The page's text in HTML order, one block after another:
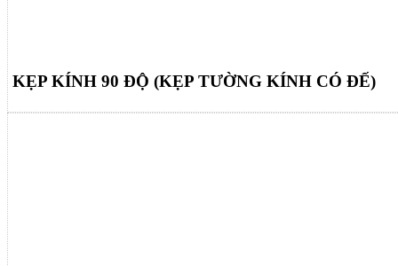
KẸP KÍNH 90 ĐỘ (KẸP TƯỜNG KÍNH CÓ ĐẾ)